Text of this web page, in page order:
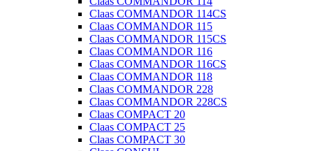
Claas COMMANDOR 114CS
Claas COMMANDOR 115
Claas COMMANDOR 115CS
Claas COMMANDOR 116
Claas COMMANDOR 116CS
Claas COMMANDOR 118
Claas COMMANDOR 228
Claas COMMANDOR 228CS
Claas COMPACT 20
Claas COMPACT 25
Claas COMPACT 30